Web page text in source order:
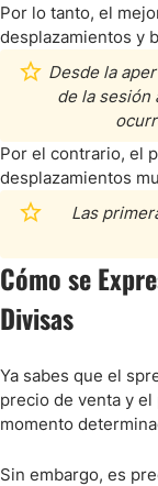
Por lo tanto, el
desplazamientos y
Desde la
de la sesión
Por el contrario, el
desplazamientos
Las
Cómo se
Divisas
Ya sabes que el
precio de venta y
momento
Sin embargo, es